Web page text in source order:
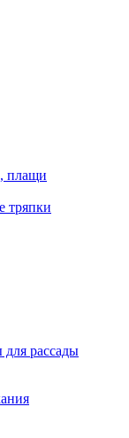
плащи
тряпки
рассады